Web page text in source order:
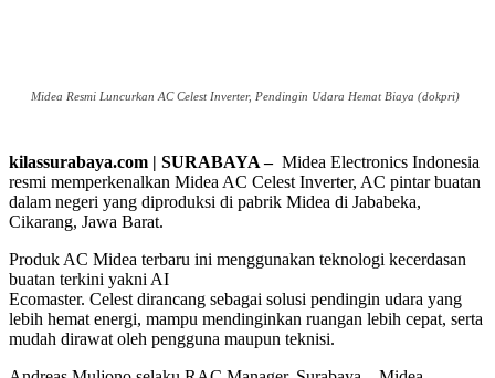
Midea Resmi Luncurkan AC Celest Inverter, Pendingin Udara Hemat Biaya (dokpri)
kilassurabaya.com | SURABAYA – Midea Electronics Indonesia
resmi memperkenalkan Midea AC Celest Inverter, AC pintar buatan
dalam negeri yang diproduksi di pabrik Midea di Jababeka,
Cikarang, Jawa Barat.
Produk AC Midea terbaru ini menggunakan teknologi kecerdasan
buatan terkini yakni AI
Ecomaster. Celest dirancang sebagai solusi pendingin udara yang
lebih hemat energi, mampu mendinginkan ruangan lebih cepat, serta
mudah dirawat oleh pengguna maupun teknisi.